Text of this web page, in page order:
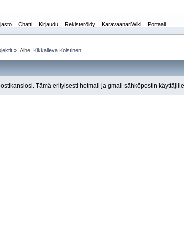
Chatti Kirjaudu Rekisteröidy KaravaanariWiki Portaali
» Aihe: Kikkaileva Koistinen
Tämä erityisesti hotmail ja gmail sähköpostin käyttäjille.